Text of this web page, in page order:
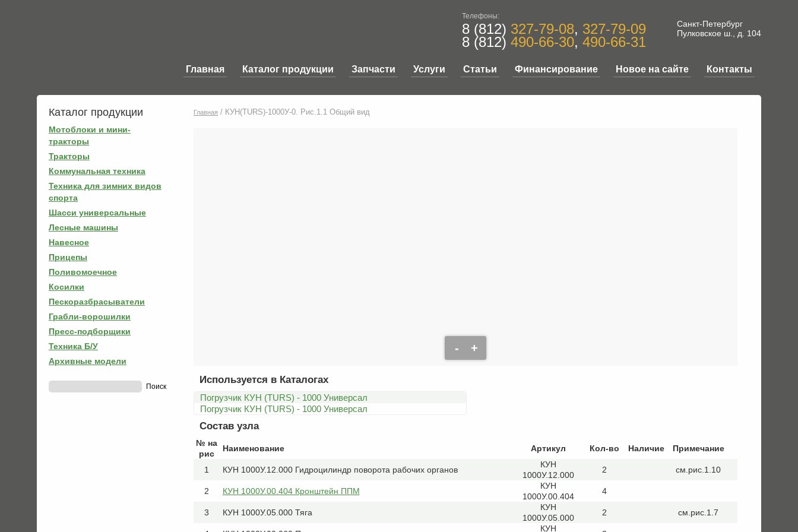
Телефоны:
8 (812) 327-79-08, 327-79-09
8 (812) 490-66-30, 490-66-31
Санкт-Петербург
Пулковское ш., д. 104
Главная Каталог продукции Запчасти Услуги Статьи Финансирование Новое на сайте Контакты
Каталог продукции
Мотоблоки и мини-
тракторы
Тракторы
Коммунальная техника
Техника для зимних видов
спорта
Шасси универсальные
Лесные машины
Навесное
Прицепы
Поливомоечное
Косилки
Пескоразбрасыватели
Грабли-ворошилки
Пресс-подборщики
Техника Б/У
Архивные модели
Главная / КУН(TURS)-1000У-0. Рис.1.1 Общий вид
- +
Используется в Каталогах
Погрузчик КУН (TURS) - 1000 Универсал
Погрузчик КУН (TURS) - 1000 Универсал
Состав узла
№ на
рис
Наименование Артикул Кол-во Наличие Примечание
1 КУН 1000У.12.000 Гидроцилиндр поворота рабочих органов
КУН
1000У.12.000
2 см.рис.1.10
2 КУН 1000У.00.404 Кронштейн ППМ
КУН
1000У.00.404
4
3 КУН 1000У.05.000 Тяга
КУН
1000У.05.000
2 см.рис.1.7
КУН